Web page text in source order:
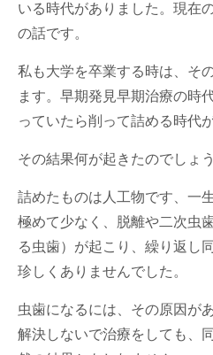
いる時代がありました。現在
の話です。
私も大学を卒業する時は、そ
ます。早期発見早期治療の時
っていたら削って詰める時代
その結果何が起きたのでしょ
詰めたものは人工物です、一
極めて少なく、脱離や二次虫
る虫歯）が起こり、繰り返し
珍しくありませんでした。
虫歯になるには、その原因が
解決しないで治療をしても、